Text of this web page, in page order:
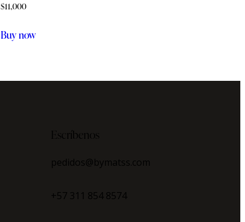
$11,000
Buy now
Escríbenos
pedidos@bymatss.com
+57 311 854 8574